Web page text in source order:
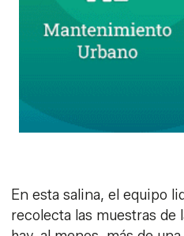
En esta salina, el equipo
recolecta las muestras de